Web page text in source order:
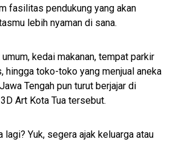
fasilitas pendukung yang akan
lebih nyaman di sana.
kedai makanan, tempat parkir
hingga toko-toko yang menjual aneka
Tengah pun turut berjajar di
Art Kota Tua tersebut.
lagi? Yuk, segera ajak keluarga atau